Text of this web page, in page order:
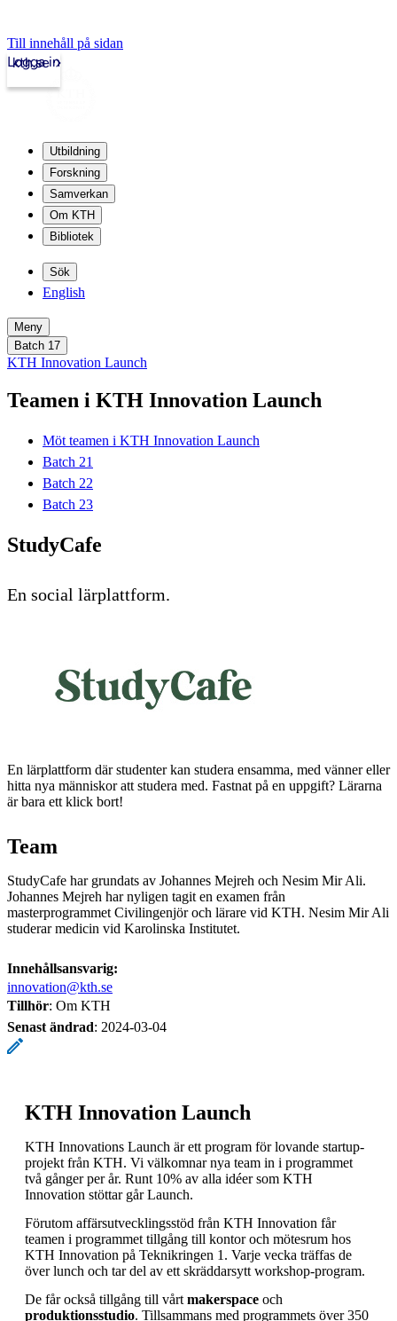
Till innehåll på sidan
kth.se
Logga in
Utbildning
Forskning
Samverkan
Om KTH
Bibliotek
Sök
English
Meny
Batch 17
KTH Innovation Launch
Teamen i KTH Innovation Launch
Möt teamen i KTH Innovation Launch
Batch 21
Batch 22
Batch 23
StudyCafe
En social lärplattform.
En lärplattform där studenter kan studera ensamma, med vänner eller
hitta nya människor att studera med. Fastnat på en uppgift? Lärarna
är bara ett klick bort!
Team
StudyCafe har grundats av Johannes Mejreh och Nesim Mir Ali.
Johannes Mejreh har nyligen tagit en examen från
masterprogrammet Civilingenjör och lärare vid KTH. Nesim Mir Ali
studerar medicin vid Karolinska Institutet.
Innehållsansvarig:
innovation@kth.se
Tillhör: Om KTH
Senast ändrad: 2024-03-04
KTH Innovation Launch
KTH Innovations Launch är ett program för lovande startup-
projekt från KTH. Vi välkomnar nya team in i programmet
två gånger per år. Runt 10% av alla idéer som KTH
Innovation stöttar går Launch.
Förutom affärsutvecklingsstöd från KTH Innovation får
teamen i programmet tillgång till kontor och mötesrum hos
KTH Innovation på Teknikringen 1. Varje vecka träffas de
över lunch och tar del av ett skräddarsytt workshop-program.
De får också tillgång till vårt makerspace och
produktionsstudio. Tillsammans med programmets över 350